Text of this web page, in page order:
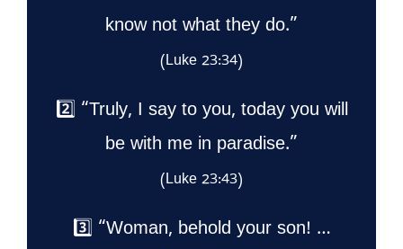
know not what they do.”
(Luke 23:34)
2️⃣ “Truly, I say to you, today you will
be with me in paradise.”
(Luke 23:43)
3️⃣ “Woman, behold your son! …